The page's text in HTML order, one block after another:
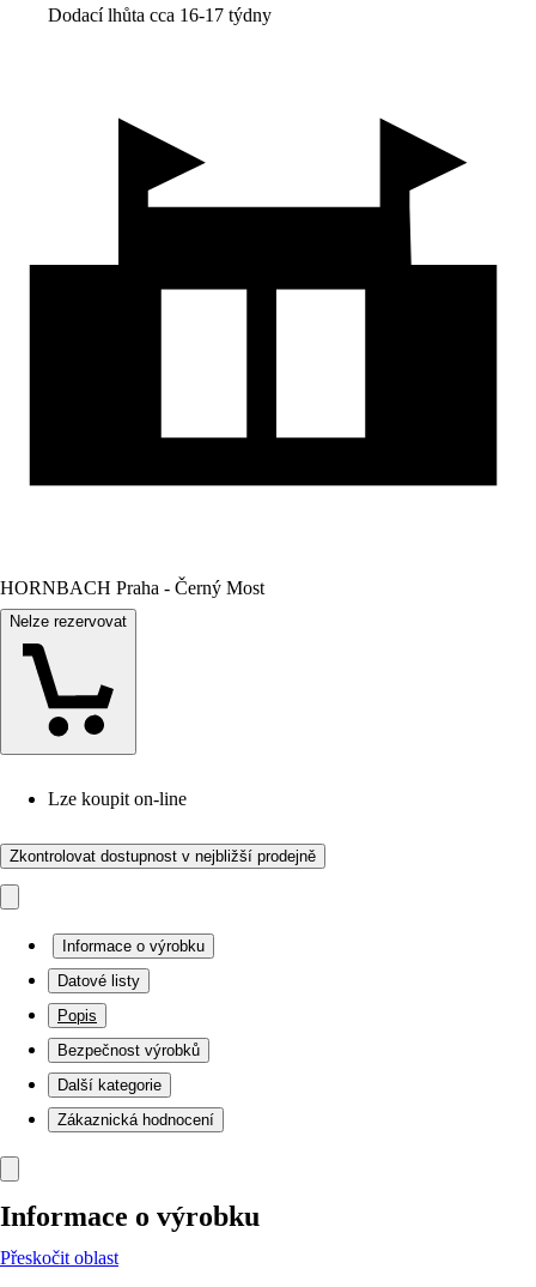
Dodací lhůta cca 16-17 týdny
HORNBACH Praha - Černý Most
Nelze rezervovat
Lze koupit on-line
Zkontrolovat dostupnost v nejbližší prodejně
Informace o výrobku
Datové listy
Popis
Bezpečnost výrobků
Další kategorie
Zákaznická hodnocení
Informace o výrobku
Přeskočit oblast